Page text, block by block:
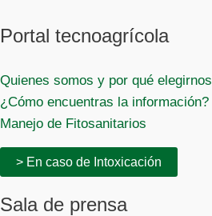
Portal tecnoagrícola
Quienes somos y por qué elegirnos
¿Cómo encuentras la información?
Manejo de Fitosanitarios
> En caso de Intoxicación
Sala de prensa